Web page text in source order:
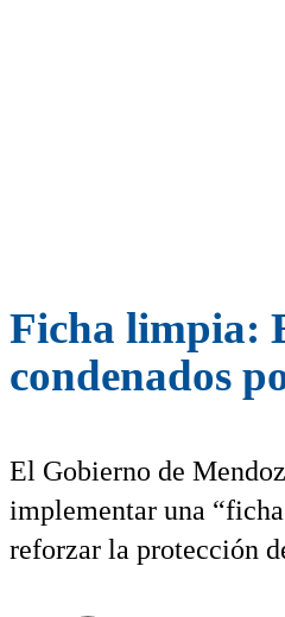
Ficha limpia:
condenados
El Gobierno de
implementar una
reforzar la protección